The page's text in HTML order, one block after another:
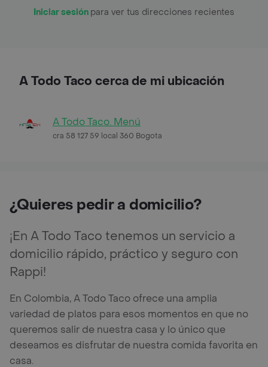
Iniciar sesión para ver tus direcciones recientes
A Todo Taco cerca de mi ubicación
A Todo Taco. Menú
cra 58 127 59 local 360 Bogota
¿Quieres pedir a domicilio?
¡En A Todo Taco tenemos un servicio a
domicilio rápido, práctico y seguro con
Rappi!
En Colombia, A Todo Taco ofrece una amplia
variedad de platos para esos momentos en que no
queremos salir de nuestra casa y lo único que
deseamos es disfrutar de nuestra comida favorita en
casa.